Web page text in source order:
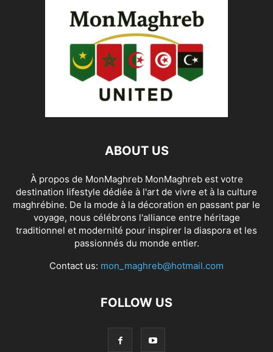
ABOUT US
À propos de MonMaghreb MonMaghreb est votre
destination lifestyle dédiée à l'art de vivre et à la culture
maghrébine. De la mode à la décoration en passant par le
voyage, nous célébrons l'alliance entre héritage
traditionnel et modernité pour inspirer la diaspora et les
passionnés du monde entier.
Contact us: mon_maghreb@hotmail.com
FOLLOW US